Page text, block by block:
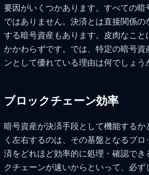
要因がいくつかあります。すべての暗
ではありません。決済とは直接関係
する暗号資産もあります。皮肉なこと
かかわらずです。では、特定の暗号資
ンとして優れている理由は何でしょう
ブロックチェーン効率
暗号資産が決済手段として機能するか
く左右するのは、その基盤となるブ
済をどれほど効率的に処理・確認でき
クチェーンが速いからといって、必ず